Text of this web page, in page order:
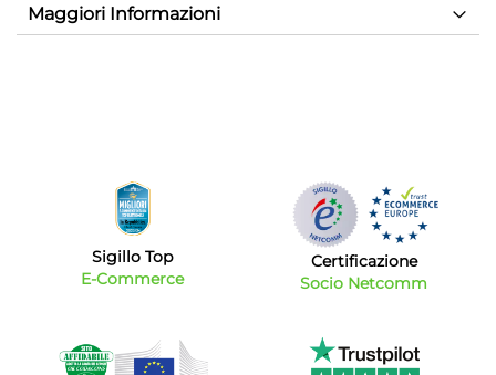
Maggiori Informazioni
Sigillo Top
E-Commerce
Certificazione
Socio Netcomm